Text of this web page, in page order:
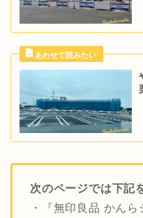
次のページでは下記
・『無印良品 かん